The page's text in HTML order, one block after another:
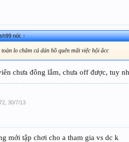
nói:↑
toàn lo chăm cá dán hồ quên mất việc hội âcc
chưa đông lắm, chưa off được, tuy
30/7/13
mới tập chơi cho a tham gia vs dc k